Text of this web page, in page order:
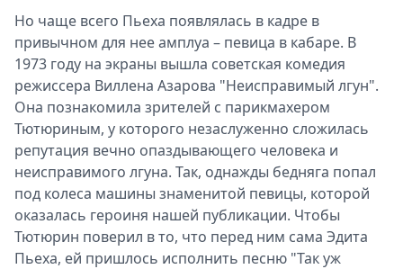
Но чаще всего Пьеха появлялась в кадре в
привычном для нее амплуа – певица в кабаре. В
1973 году на экраны вышла советская комедия
режиссера Виллена Азарова "Неисправимый лгун".
Она познакомила зрителей с парикмахером
Тютюриным, у которого незаслуженно сложилась
репутация вечно опаздывающего человека и
неисправимого лгуна. Так, однажды бедняга попал
под колеса машины знаменитой певицы, которой
оказалась героиня нашей публикации. Чтобы
Тютюрин поверил в то, что перед ним сама Эдита
Пьеха, ей пришлось исполнить песню "Так уж